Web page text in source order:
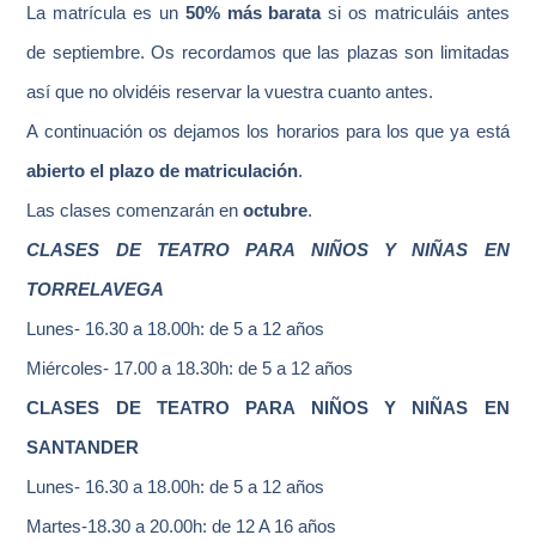
La matrícula es un 50% más baratasi os matriculáis antes
de septiembre. Os recordamos que las plazas son limitadas
así que no olvidéis reservar la vuestra cuanto antes.
A continuación os dejamos los horarios para los que ya está
abierto el plazo de matriculación.
Las clases comenzarán enoctubre.
CLASES DE TEATRO PARA NIÑOS Y NIÑAS EN
TORRELAVEGA
Lunes- 16.30 a 18.00h: de 5 a 12 años
Miércoles- 17.00 a 18.30h: de 5 a 12 años
CLASES DE TEATRO PARA NIÑOS Y NIÑAS EN
SANTANDER
Lunes- 16.30 a 18.00h: de 5 a 12 años
Martes-18.30 a 20.00h: de 12 A 16 años